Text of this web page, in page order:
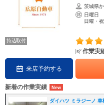
茨城県
日曜日
日曜・
持込取付
作業実
来店予約する
新着の作業実績
ダイハツ ミラジーノ